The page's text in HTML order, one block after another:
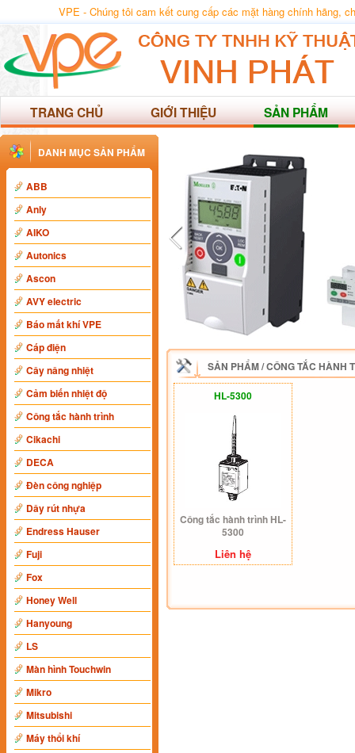
VPE - Chúng tôi cam kết cung cấp các mặt hàng chính hãng,
TRANG CHỦ GIỚI THIỆU SẢN PHẨM
DANH MỤC SẢN PHẨM
ABB
Anly
AIKO
Autonics
Ascon
AVY electric
Báo mất khí VPE
Cáp điện
Cây nâng nhiệt
Cảm biến nhiệt độ
Công tắc hành trình
Cikachi
DECA
Đèn công nghiệp
Dây rút nhựa
Endress Hauser
Fuji
Fox
Honey Well
Hanyoung
LS
Màn hình Touchwin
Mikro
Mitsubishi
Máy thổi khí
SẢN PHẨM/CÔNG TẮC HÀNH
HL-5300
Công tắc hành trình HL-
5300
Liên hệ